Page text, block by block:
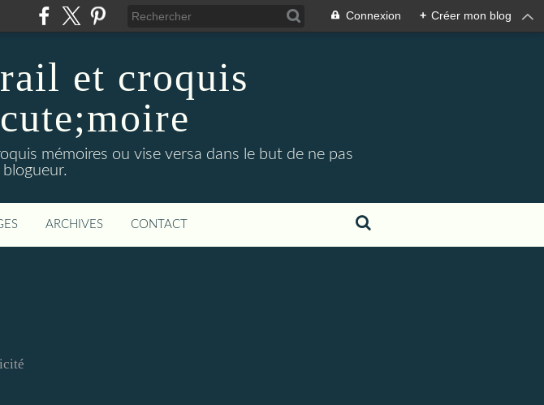
Connexion + Créer mon blog
et croquis
mémoires ou vise versa dans le but de ne pas
ARCHIVES CONTACT